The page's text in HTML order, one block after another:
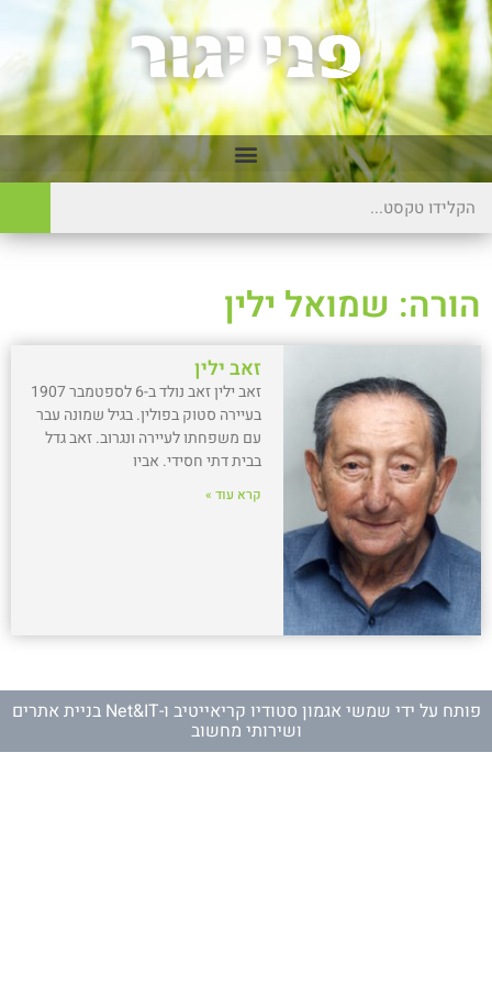
הורה: שמואל ילין
זאב ילין
זאב ילין זאב נולד ב-6 לספטמבר 1907
בעיירה סטוק בפולין. בגיל שמונה עבר
עם משפחתו לעיירה ונגרוב. זאב גדל
בבית דתי חסידי. אביו
קרא עוד »
פותח על ידי שמשי אגמון סטודיו קריאייטיב ו- Net&IT בניית אתרים
ושירותי מחשוב